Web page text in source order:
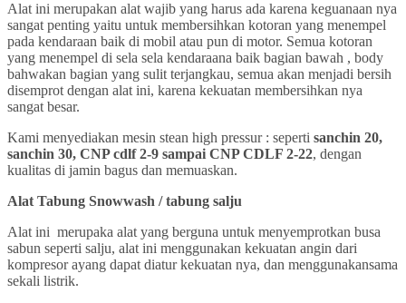
Alat ini merupakan alat wajib yang harus ada karena keguanaan nya
sangat penting yaitu untuk membersihkan kotoran yang menempel
pada kendaraan baik di mobil atau pun di motor. Semua kotoran
yang menempel di sela sela kendaraana baik bagian bawah , body
bahwakan bagian yang sulit terjangkau, semua akan menjadi bersih
disemprot dengan alat ini, karena kekuatan membersihkan nya
sangat besar.
Kami menyediakan mesin stean high pressur : seperti sanchin 20,
sanchin 30, CNP cdlf 2-9 sampai CNP CDLF 2-22, dengan
kualitas di jamin bagus dan memuaskan.
Alat Tabung Snowwash / tabung salju
Alat ini merupaka alat yang berguna untuk menyemprotkan busa
sabun seperti salju, alat ini menggunakan kekuatan angin dari
kompresor ayang dapat diatur kekuatan nya, dan menggunakansama
sekali listrik.